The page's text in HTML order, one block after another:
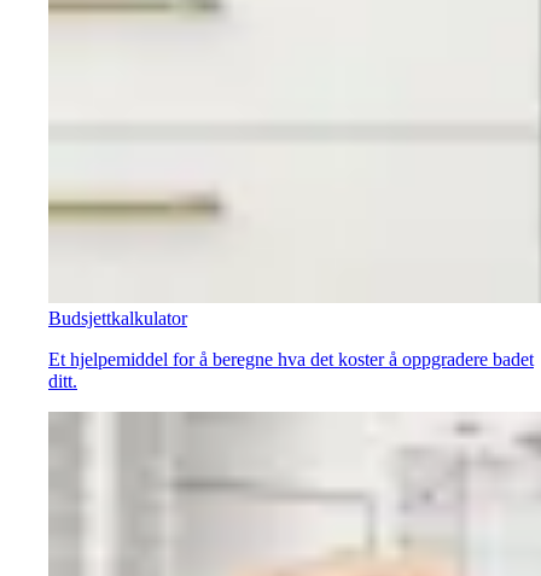
Budsjettkalkulator
Et hjelpemiddel for å beregne hva det koster å oppgradere badet
ditt.